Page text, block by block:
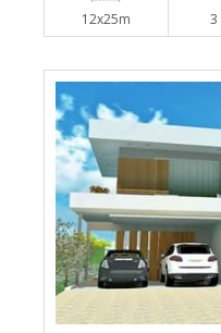
12x25m 3